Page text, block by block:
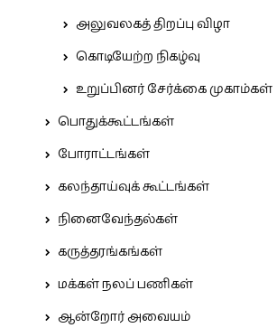
அலுவலகத் திறப்பு விழா
கொடியேற்ற நிகழ்வு
உறுப்பினர் சேர்க்கை முகாம்கள்
பொதுக்கூட்டங்கள்
போராட்டங்கள்
கலந்தாய்வுக் கூட்டங்கள்
நினைவேந்தல்கள்
கருத்தரங்கங்கள்
மக்கள் நலப் பணிகள்
ஆன்றோர் அவையம்